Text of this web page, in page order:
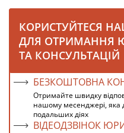
КОРИСТУЙТЕСЯ
ДЛЯ ОТРИМАННЯ
ТА КОНСУЛЬТАЦІЙ
БЕЗКОШТОВНА
Отримайте швидку
нашому месенджері, яка
подальших діях
ВІДЕОДЗВІНОК